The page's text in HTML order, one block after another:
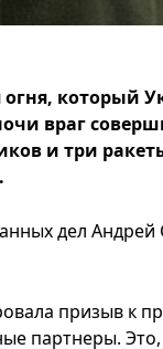
который
враг
и три
дел Андрей
призыв к
партнеры. Это,